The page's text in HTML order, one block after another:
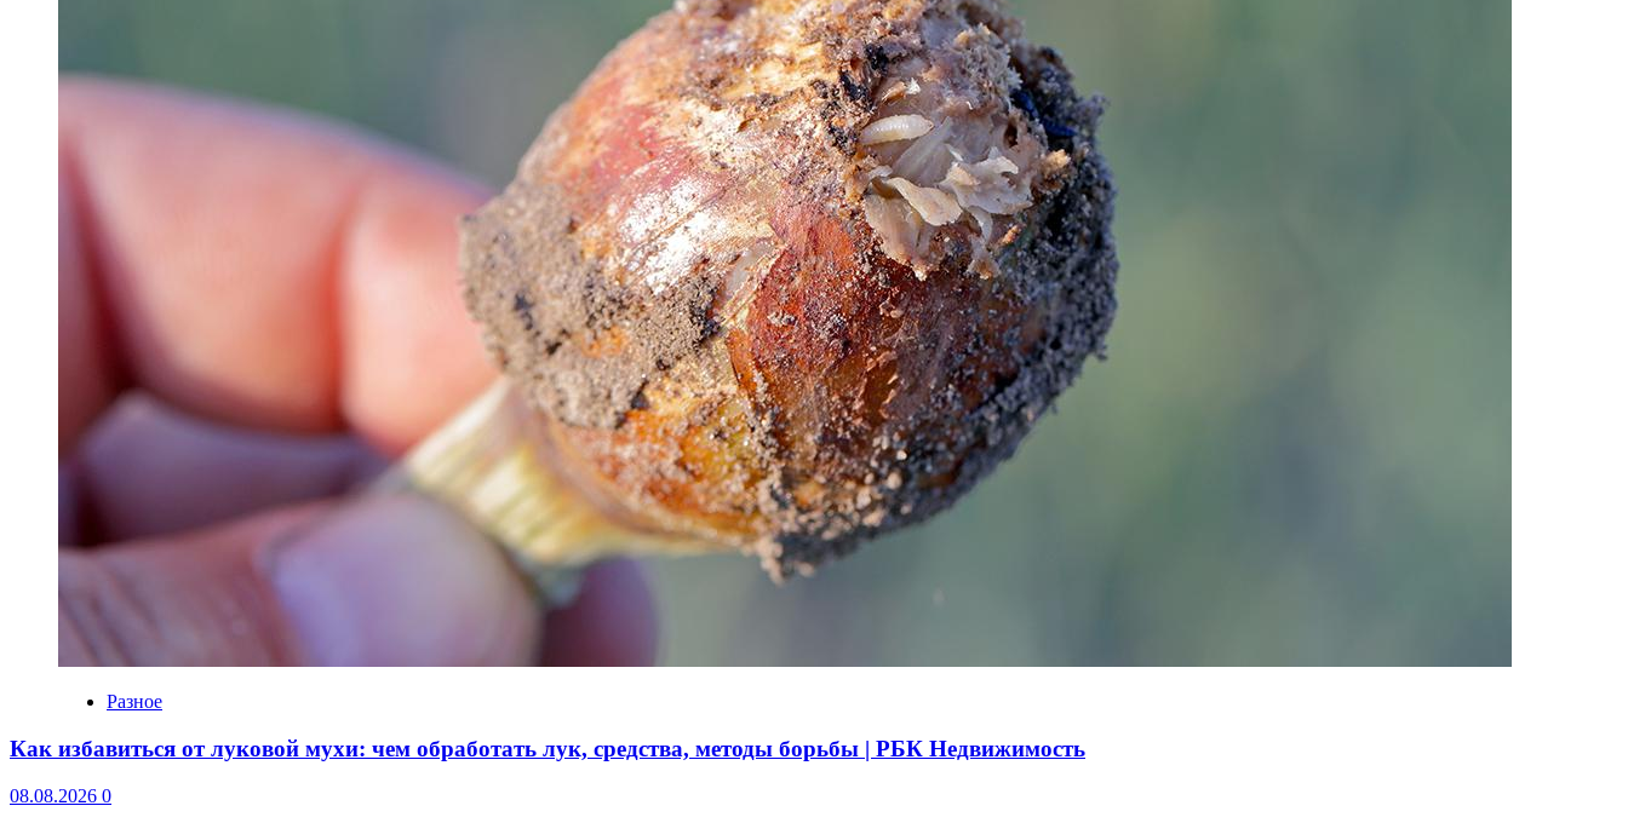
Разное
Как избавиться от луковой мухи: чем обработать лук, средства, методы борьбы | РБК Недвижимость
08.08.2026 0